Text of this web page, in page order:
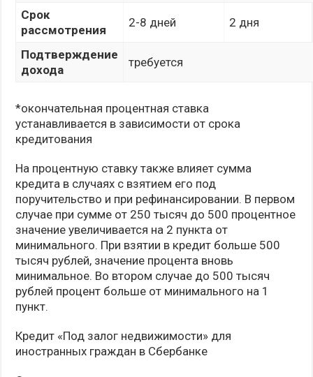
Срок
рассмотрения
2-8 дней 2 дня
Подтверждение
дохода
требуется
*окончательная процентная ставка
устанавливается в зависимости от срока
кредитования
На процентную ставку также влияет сумма
кредита в случаях с взятием его под
поручительство и при рефинансировании. В первом
случае при сумме от 250 тысяч до 500 процентное
значение увеличивается на 2 пункта от
минимального. При взятии в кредит больше 500
тысяч рублей, значение процента вновь
минимальное. Во втором случае до 500 тысяч
рублей процент больше от минимального на 1
пункт.
Кредит «Под залог недвижимости» для
иностранных граждан в Сбербанке